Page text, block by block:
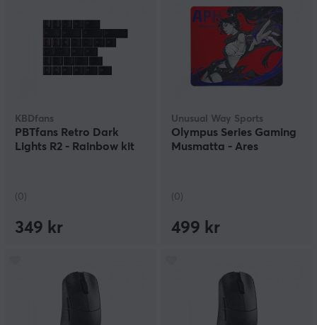
KBDfans
PBTfans Retro Dark
Lights R2 - Rainbow kit
(0)
349 kr
Unusual Way Sports
Olympus Series Gaming
Musmatta - Ares
(0)
499 kr